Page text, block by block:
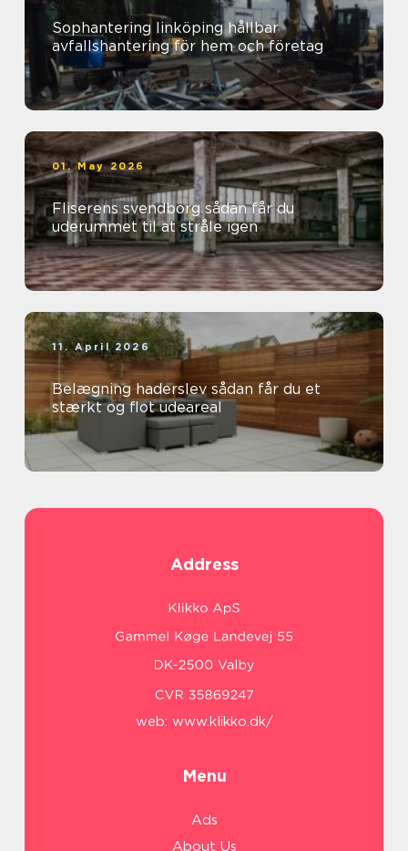
Sophantering linköping hållbar
avfallshantering för hem och företag
01. May 2026
Fliserens svendborg sådan får du
uderummet til at stråle igen
11. April 2026
Belægning haderslev sådan får du et
stærkt og flot udeareal
Address
web: www.klikko.dk/
Menu
Ads
About Us